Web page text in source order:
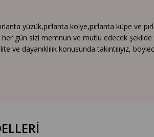
yüzük,pırlanta kolye,pırlanta küpe ve
gün sizi memnun ve mutlu edecek şekilde
ve dayanıklılık konusunda takıntılıyız,